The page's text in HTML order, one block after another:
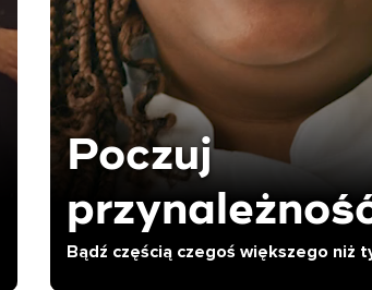
Poczuj
Bądź częścią czegoś większego niż